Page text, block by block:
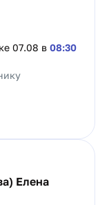
07.08 в 08:30
Елена